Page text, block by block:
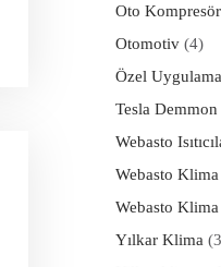
Oto Kompresör
Otomotiv (4)
Özel Uygulama
Tesla Demmon
Webasto
Webasto Klima
Webasto
Yılkar Klima